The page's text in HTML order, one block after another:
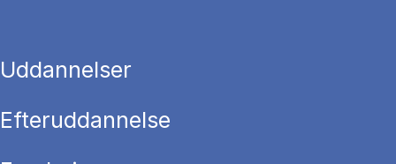
Uddannelser
Efteruddannelse